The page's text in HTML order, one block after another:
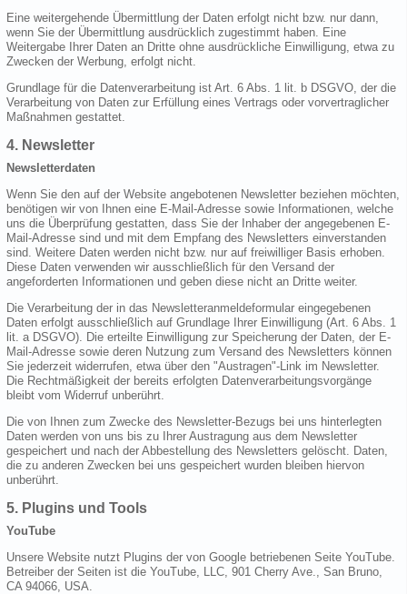
Eine weitergehende Übermittlung der Daten erfolgt nicht bzw. nur dann,
wenn Sie der Übermittlung ausdrücklich zugestimmt haben. Eine
Weitergabe Ihrer Daten an Dritte ohne ausdrückliche Einwilligung, etwa zu
Zwecken der Werbung, erfolgt nicht.
Grundlage für die Datenverarbeitung ist Art. 6 Abs. 1 lit. b DSGVO, der die
Verarbeitung von Daten zur Erfüllung eines Vertrags oder vorvertraglicher
Maßnahmen gestattet.
4. Newsletter
Newsletterdaten
Wenn Sie den auf der Website angebotenen Newsletter beziehen möchten,
benötigen wir von Ihnen eine E-Mail-Adresse sowie Informationen, welche
uns die Überprüfung gestatten, dass Sie der Inhaber der angegebenen E-
Mail-Adresse sind und mit dem Empfang des Newsletters einverstanden
sind. Weitere Daten werden nicht bzw. nur auf freiwilliger Basis erhoben.
Diese Daten verwenden wir ausschließlich für den Versand der
angeforderten Informationen und geben diese nicht an Dritte weiter.
Die Verarbeitung der in das Newsletteranmeldeformular eingegebenen
Daten erfolgt ausschließlich auf Grundlage Ihrer Einwilligung (Art. 6 Abs. 1
lit. a DSGVO). Die erteilte Einwilligung zur Speicherung der Daten, der E-
Mail-Adresse sowie deren Nutzung zum Versand des Newsletters können
Sie jederzeit widerrufen, etwa über den "Austragen"-Link im Newsletter.
Die Rechtmäßigkeit der bereits erfolgten Datenverarbeitungsvorgänge
bleibt vom Widerruf unberührt.
Die von Ihnen zum Zwecke des Newsletter-Bezugs bei uns hinterlegten
Daten werden von uns bis zu Ihrer Austragung aus dem Newsletter
gespeichert und nach der Abbestellung des Newsletters gelöscht. Daten,
die zu anderen Zwecken bei uns gespeichert wurden bleiben hiervon
unberührt.
5. Plugins und Tools
YouTube
Unsere Website nutzt Plugins der von Google betriebenen Seite YouTube.
Betreiber der Seiten ist die YouTube, LLC, 901 Cherry Ave., San Bruno,
CA 94066, USA.